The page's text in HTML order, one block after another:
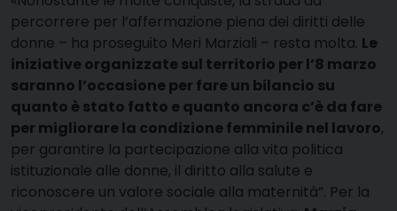
percorrere per l’affermazione piena dei diritti delle
donne – ha proseguito Meri Marziali – resta molta. Le
iniziative organizzate sul territorio per l’8 marzo
saranno l’occasione per fare un bilancio su
quanto è stato fatto e quanto ancora c’è da fare
per migliorare la condizione femminile nel lavoro,
per garantire la partecipazione alla vita politica
istituzionale alle donne, il diritto alla salute e
riconoscere un valore sociale alla maternità”. Per la